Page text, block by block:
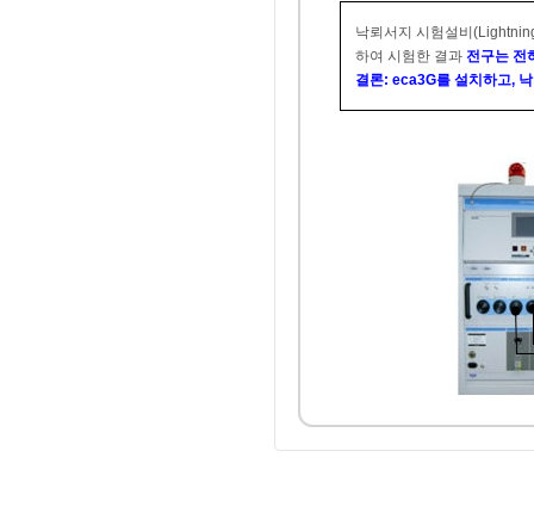
낙뢰서지 시험설비
하여 시험한 결과 전구는 전
결론: eca3G를 설치하고,